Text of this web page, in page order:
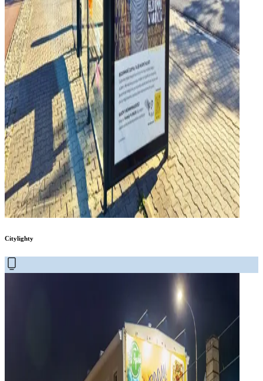
Citylighty